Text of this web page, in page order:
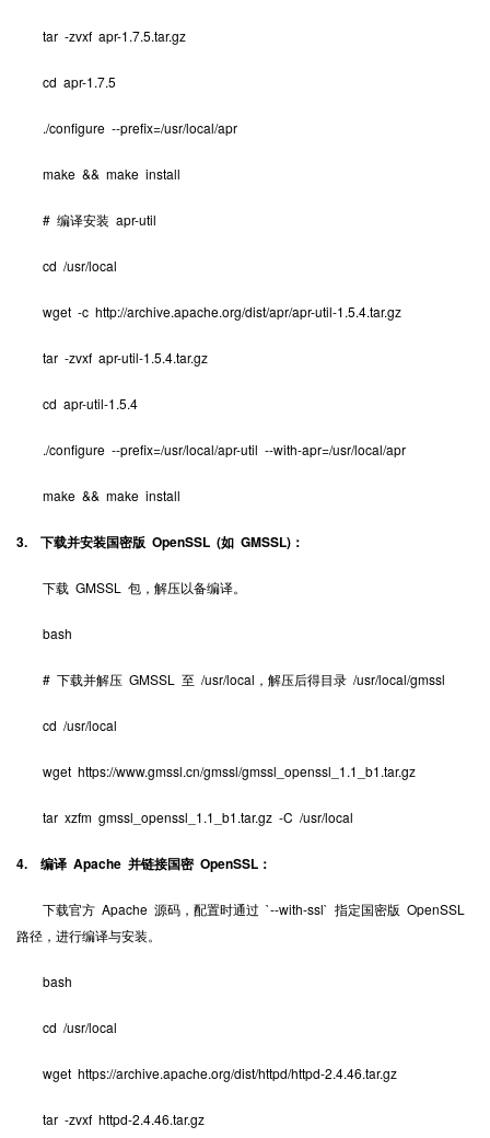
tar -zvxf apr-1.7.5.tar.gz
cd apr-1.7.5
./configure --prefix=/usr/local/apr
make && make install
# 编译安装 apr-util
cd /usr/local
wget -c http://archive.apache.org/dist/apr/apr-util-1.5.4.tar.gz
tar -zvxf apr-util-1.5.4.tar.gz
cd apr-util-1.5.4
./configure --prefix=/usr/local/apr-util --with-apr=/usr/local/apr
make && make install
3. 下载并安装国密版 OpenSSL (如 GMSSL)：
下载 GMSSL 包，解压以备编译。
bash
# 下载并解压 GMSSL 至 /usr/local，解压后得目录 /usr/local/gmssl
cd /usr/local
wget https://www.gmssl.cn/gmssl/gmssl_openssl_1.1_b1.tar.gz
tar xzfm gmssl_openssl_1.1_b1.tar.gz -C /usr/local
4. 编译 Apache 并链接国密 OpenSSL：
下载官方 Apache 源码，配置时通过 `--with-ssl` 指定国密版 OpenSSL
路径，进行编译与安装。
bash
cd /usr/local
wget https://archive.apache.org/dist/httpd/httpd-2.4.46.tar.gz
tar -zvxf httpd-2.4.46.tar.gz